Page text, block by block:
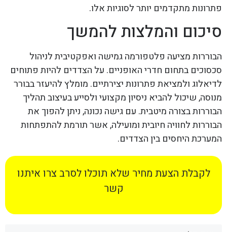
פתרונות מתקדמים יותר לסוגיות אלו.
סיכום והמלצות להמשך
הבוררות מציעה פלטפורמה גמישה ואפקטיבית לניהול
סכסוכים בתחום חדרי האופניים. על הצדדים להיות פתוחים
לדיאלוג ולמציאת פתרונות יצירתיים. מומלץ להיעזר בבורר
מנוסה, שיכול להביא ניסיון מקצועי ולסייע בעיצוב תהליך
הבוררות בצורה מיטבית. עם גישה נכונה, ניתן להפוך את
הבוררות לחוויה חיובית ומועילה, אשר תורמת להתפתחות
המערכת היחסים בין הצדדים.
לקבלת הצעת מחיר שלא תוכלו לסרב צרו איתנו
קשר